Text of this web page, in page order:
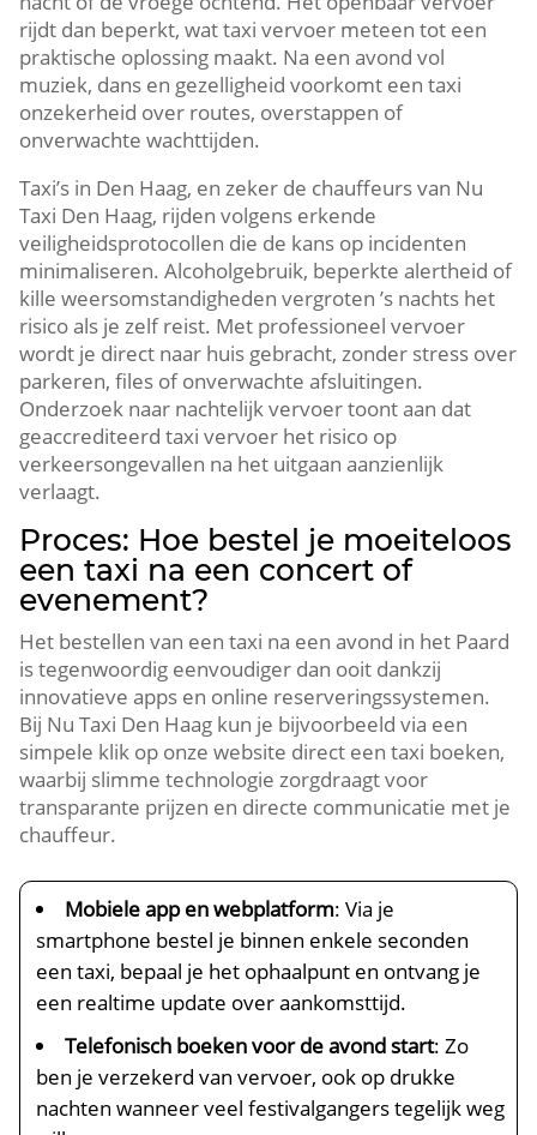
rijdt dan beperkt, wat taxi vervoer meteen tot een
praktische oplossing maakt. Na een avond vol
muziek, dans en gezelligheid voorkomt een taxi
onzekerheid over routes, overstappen of
onverwachte wachttijden.
Taxi’s in Den Haag, en zeker de chauffeurs van Nu
Taxi Den Haag, rijden volgens erkende
veiligheidsprotocollen die de kans op incidenten
minimaliseren. Alcoholgebruik, beperkte alertheid of
kille weersomstandigheden vergroten ’s nachts het
risico als je zelf reist. Met professioneel vervoer
wordt je direct naar huis gebracht, zonder stress over
parkeren, files of onverwachte afsluitingen.
Onderzoek naar nachtelijk vervoer toont aan dat
geaccrediteerd taxi vervoer het risico op
verkeersongevallen na het uitgaan aanzienlijk
verlaagt.
Proces: Hoe bestel je moeiteloos
een taxi na een concert of
evenement?
Het bestellen van een taxi na een avond in het Paard
is tegenwoordig eenvoudiger dan ooit dankzij
innovatieve apps en online reserveringssystemen.
Bij Nu Taxi Den Haag kun je bijvoorbeeld via een
simpele klik op onze website direct een taxi boeken,
waarbij slimme technologie zorgdraagt voor
transparante prijzen en directe communicatie met je
chauffeur.
Mobiele app en webplatform: Via je
smartphone bestel je binnen enkele seconden
een taxi, bepaal je het ophaalpunt en ontvang je
een realtime update over aankomsttijd.
Telefonisch boeken voor de avond start: Zo
ben je verzekerd van vervoer, ook op drukke
nachten wanneer veel festivalgangers tegelijk weg